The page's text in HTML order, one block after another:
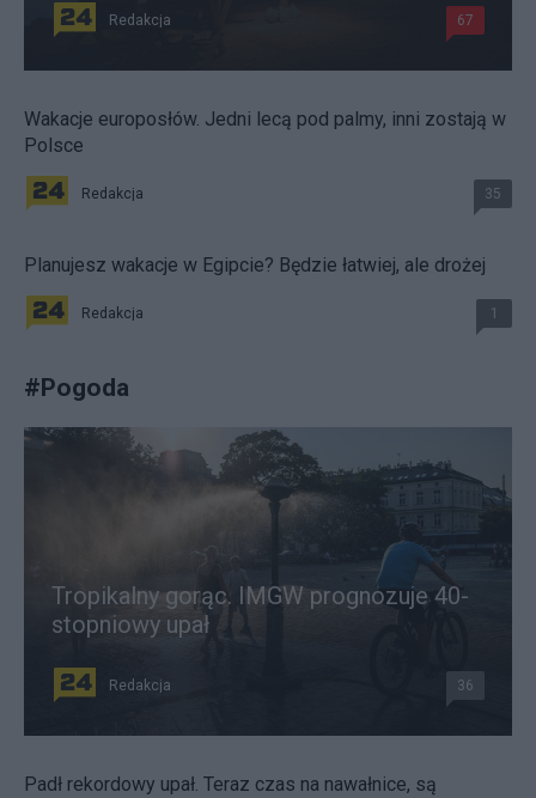
Redakcja 67
Wakacje europosłów. Jedni lecą pod palmy, inni zostają w
Polsce
Redakcja 35
Planujesz wakacje w Egipcie? Będzie łatwiej, ale drożej
Redakcja 1
#Pogoda
Tropikalny gorąc. IMGW prognozuje 40-
stopniowy upał
Redakcja 36
Padł rekordowy upał. Teraz czas na nawałnice, są